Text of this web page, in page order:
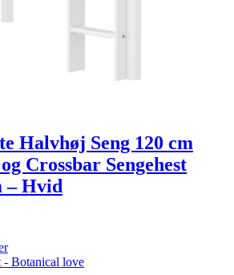
Halvhøj Seng 120 cm
Crossbar Sengehest
– Hvid